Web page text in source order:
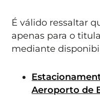
É válido ressaltar
apenas para o
mediante
Aeroporto de